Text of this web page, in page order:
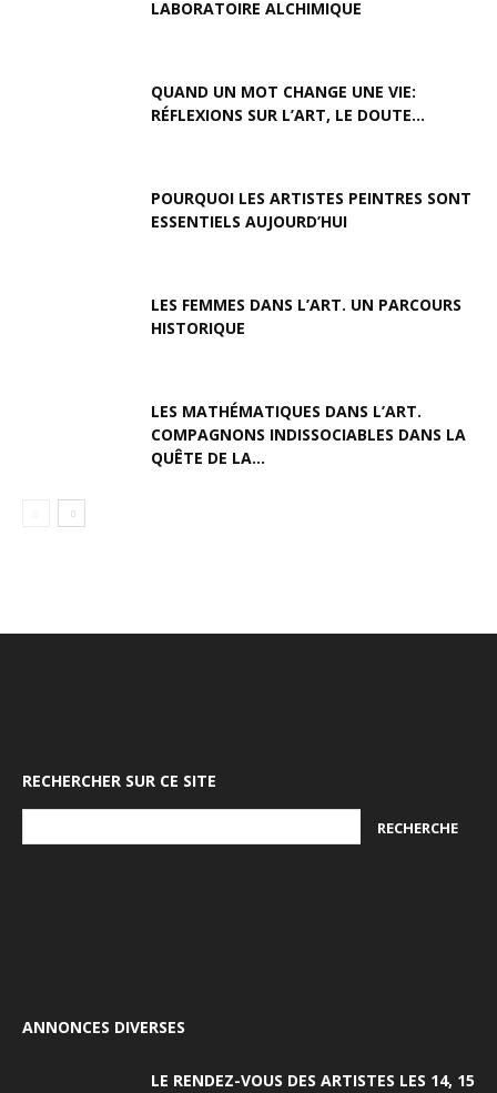
LABORATOIRE ALCHIMIQUE
QUAND UN MOT CHANGE UNE VIE:
RÉFLEXIONS SUR L’ART, LE DOUTE...
POURQUOI LES ARTISTES PEINTRES SONT
ESSENTIELS AUJOURD’HUI
LES FEMMES DANS L’ART. UN PARCOURS
HISTORIQUE
LES MATHÉMATIQUES DANS L’ART.
COMPAGNONS INDISSOCIABLES DANS LA
QUÊTE DE LA...
RECHERCHER SUR CE SITE
ANNONCES DIVERSES
LE RENDEZ-VOUS DES ARTISTES LES 14, 15